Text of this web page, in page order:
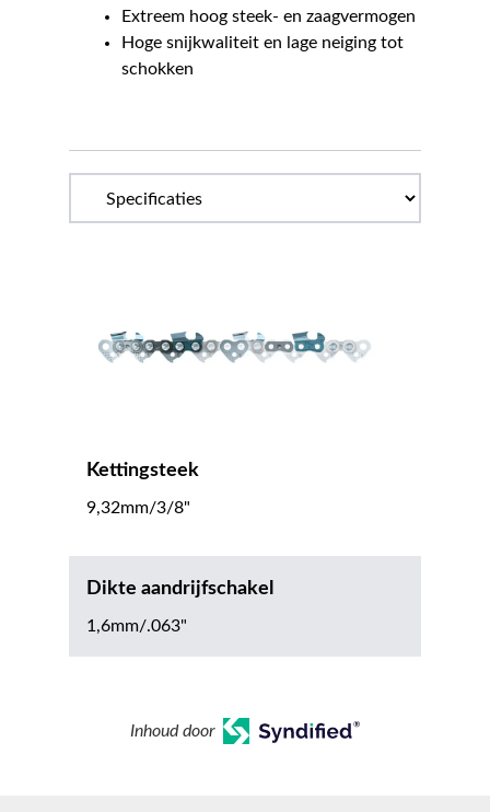
Extreem hoog steek- en zaagvermogen
Hoge snijkwaliteit en lage neiging tot
schokken
Kettingsteek
9,32mm/3/8"
Dikte aandrijfschakel
1,6mm/.063"
Inhoud door